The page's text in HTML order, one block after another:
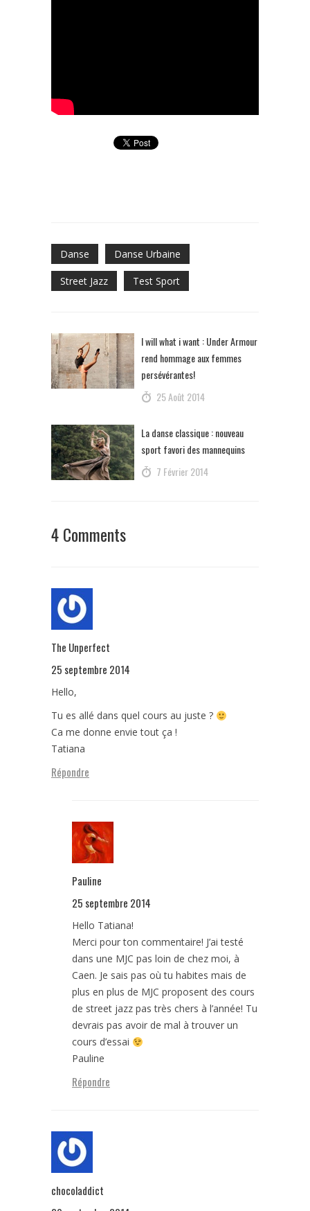
Danse Danse Urbaine
Street Jazz Test Sport
I will what i want : Under Armour
rend hommage aux femmes
persévérantes!
25 Août 2014
La danse classique : nouveau
sport favori des mannequins
7 Février 2014
4 Comments
The Unperfect
25 septembre 2014
Hello,
Tu es allé dans quel cours au juste ?
Ca me donne envie tout ça !
Tatiana
Répondre
Pauline
25 septembre 2014
Hello Tatiana!
Merci pour ton commentaire! J’ai testé
dans une MJC pas loin de chez moi, à
Caen. Je sais pas où tu habites mais de
plus en plus de MJC proposent des cours
de street jazz pas très chers à l’année! Tu
devrais pas avoir de mal à trouver un
cours d’essai
Pauline
Répondre
chocoladdict